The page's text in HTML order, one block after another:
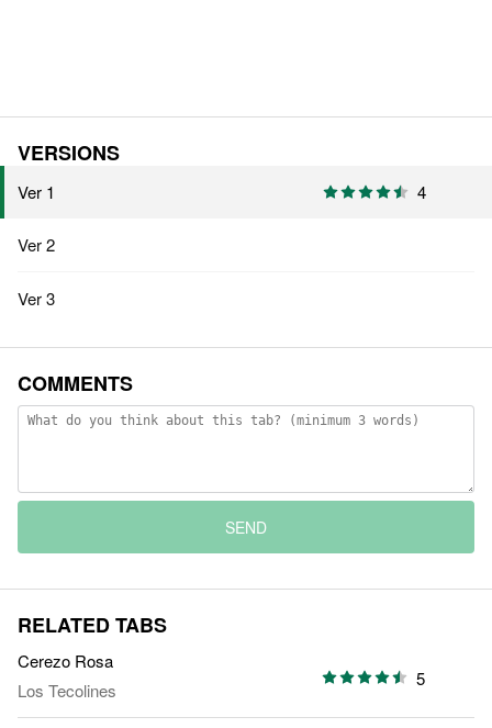
VERSIONS
Ver 1 4
Ver 2
Ver 3
COMMENTS
SEND
RELATED TABS
Cerezo Rosa
Los Tecolines
5